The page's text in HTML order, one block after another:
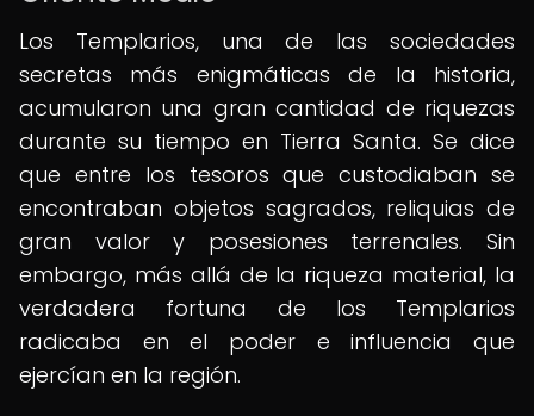
Los Templarios, una de las sociedades
secretas más enigmáticas de la historia,
acumularon una gran cantidad de riquezas
durante su tiempo en Tierra Santa. Se dice
que entre los tesoros que custodiaban se
encontraban objetos sagrados, reliquias de
gran valor y posesiones terrenales. Sin
embargo, más allá de la riqueza material, la
verdadera fortuna de los Templarios
radicaba en el poder e influencia que
ejercían en la región.